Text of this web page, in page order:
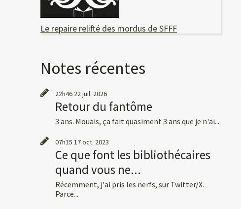
Le repaire relifté des mordus de SFFF
Notes récentes
22h46 22juil. 2026
Retour du fantôme
3 ans. Mouais, ça fait quasiment 3 ans que je n'ai...
07h15 17oct. 2023
Ce que font les bibliothécaires
quand vous ne...
Récemment, j'ai pris les nerfs, sur Twitter/X.
Parce...